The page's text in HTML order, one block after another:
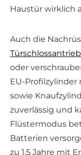
Haustür wirklich
Auch die
Türschlossantrieb
oder
EU-
sowie
zuverlässig und
Flüstermodus
Batterien
zu 1,5 Jahre mit